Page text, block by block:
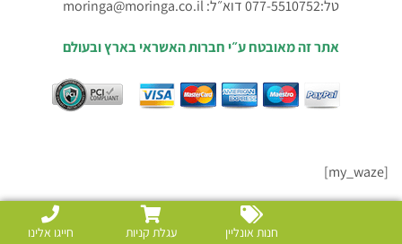
טל:077-5510752 דוא״ל:
moringa@moringa.co.il
אתר זה מאובטח ע״י חברות האשראי בארץ ובעולם
[my_waze]
חנות אונליין עגלת קניות חייגו אלינו